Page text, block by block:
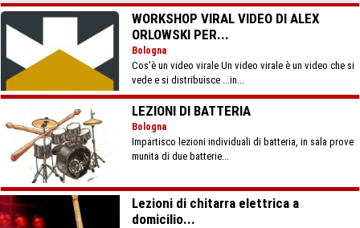
WORKSHOP VIRAL VIDEO DI ALEX
ORLOWSKI PER...
Bologna
Cos'è un video virale Un video virale è un video che si
vede e si distribuisce ...in...
LEZIONI DI BATTERIA
Bologna
Impartisco lezioni individuali di batteria, in sala prove
munita di due batterie...
Lezioni di chitarra elettrica a
domicilio...